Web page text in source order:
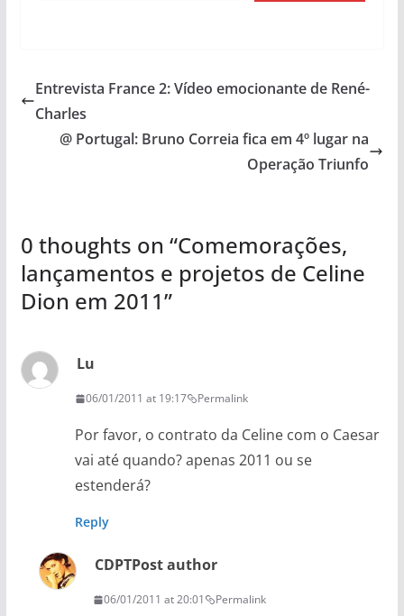
Entrevista France 2: Vídeo emocionante de René-
Charles
@ Portugal: Bruno Correia fica em 4º lugar na
Operação Triunfo
0 thoughts on “Comemorações,
lançamentos e projetos de Celine
Dion em 2011”
Lu
06/01/2011 at 19:17 Permalink
Por favor, o contrato da Celine com o Caesar
vai até quando? apenas 2011 ou se
estenderá?
Reply
CDPTPost author
06/01/2011 at 20:01 Permalink